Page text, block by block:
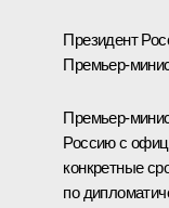
Президент
Премьер-
Премьер-
Россию с
конкретные
по